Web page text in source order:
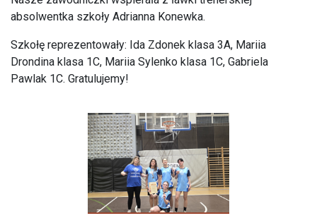
absolwentka szkoły Adrianna Konewka.
Szkołę reprezentowały: Ida Zdonek klasa 3A, Mariia
Drondina klasa 1C, Mariia Sylenko klasa 1C, Gabriela
Pawlak 1C. Gratulujemy!